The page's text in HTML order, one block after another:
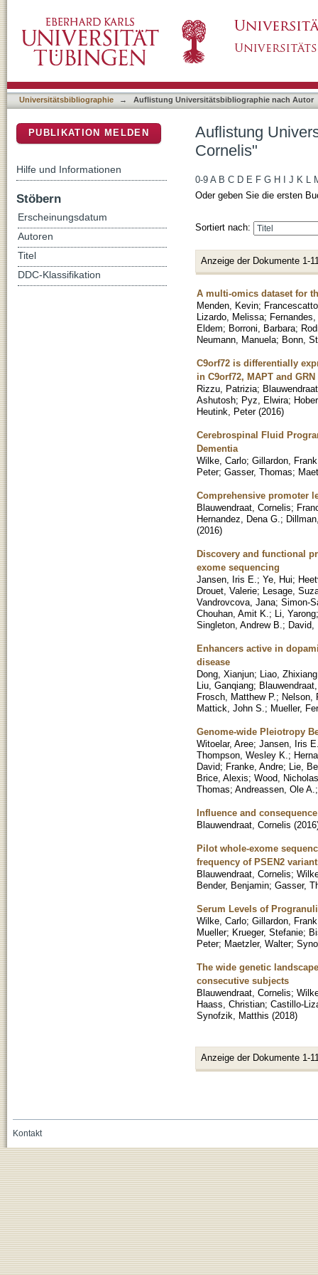
Universitätsbibliographie → Auflistung Universitätsbibliographie nach Autor
Auflistung
Cornelis"
0-9 A B C D E F G H J K L
Oder geben Sie die ersten
Sortiert nach:
Anzeige der Dokumente 1-
A multi-omics dataset for
Menden, Kevin;
Lizardo, Melissa;
Eldem; Borroni, Barbara;
Neumann, Manuela; Bonn,
C9orf72 is differentially
in C9orf72, MAPT and
Rizzu, Patrizia;
Ashutosh; Pyz, Elwira;
Heutink, Peter (2016)
Cerebrospinal Fluid
Dementia
Wilke, Carlo; Gillardon, Frank
Peter; Gasser, Thomas;
Comprehensive promoter
Blauwendraat, Cornelis;
Hernandez, Dena G. ;
(2016)
Discovery and functional
exome sequencing
Jansen, Iris E. ; Ye, Hui;
Drouet, Valerie; Lesage,
Vandrovcova, Jana; Simon-
Chouhan, Amit K. ; Li, Yarong
Singleton, Andrew B. ; David,
Enhancers active in
disease
Dong, Xianjun; Liao, Zhixiang
Liu, Ganqiang;
Frosch, Matthew P. ; Nelson,
Mattick, John S. ; Mueller,
Genome-wide Pleiotropy
Witoelar, Aree; Jansen, Iris
Thompson, Wesley K. ;
David; Franke, Andre; Lie,
Brice, Alexis; Wood,
Thomas; Andreassen, Ole A.
Influence and
Blauwendraat, Cornelis (2016
Pilot whole-exome
frequency of PSEN2
Blauwendraat, Cornelis;
Bender, Benjamin; Gasser,
Serum Levels of
Wilke, Carlo; Gillardon, Frank
Mueller; Krueger, Stefanie;
Peter; Maetzler, Walter;
The wide genetic
consecutive subjects
Blauwendraat, Cornelis;
Haass, Christian; Castillo-
Synofzik, Matthis (2018)
Anzeige der Dokumente 1-
PUBLIKATION MELDEN
Hilfe und Informationen
Stöbern
Erscheinungsdatum
Autoren
Titel
DDC-Klassifikation
Kontakt